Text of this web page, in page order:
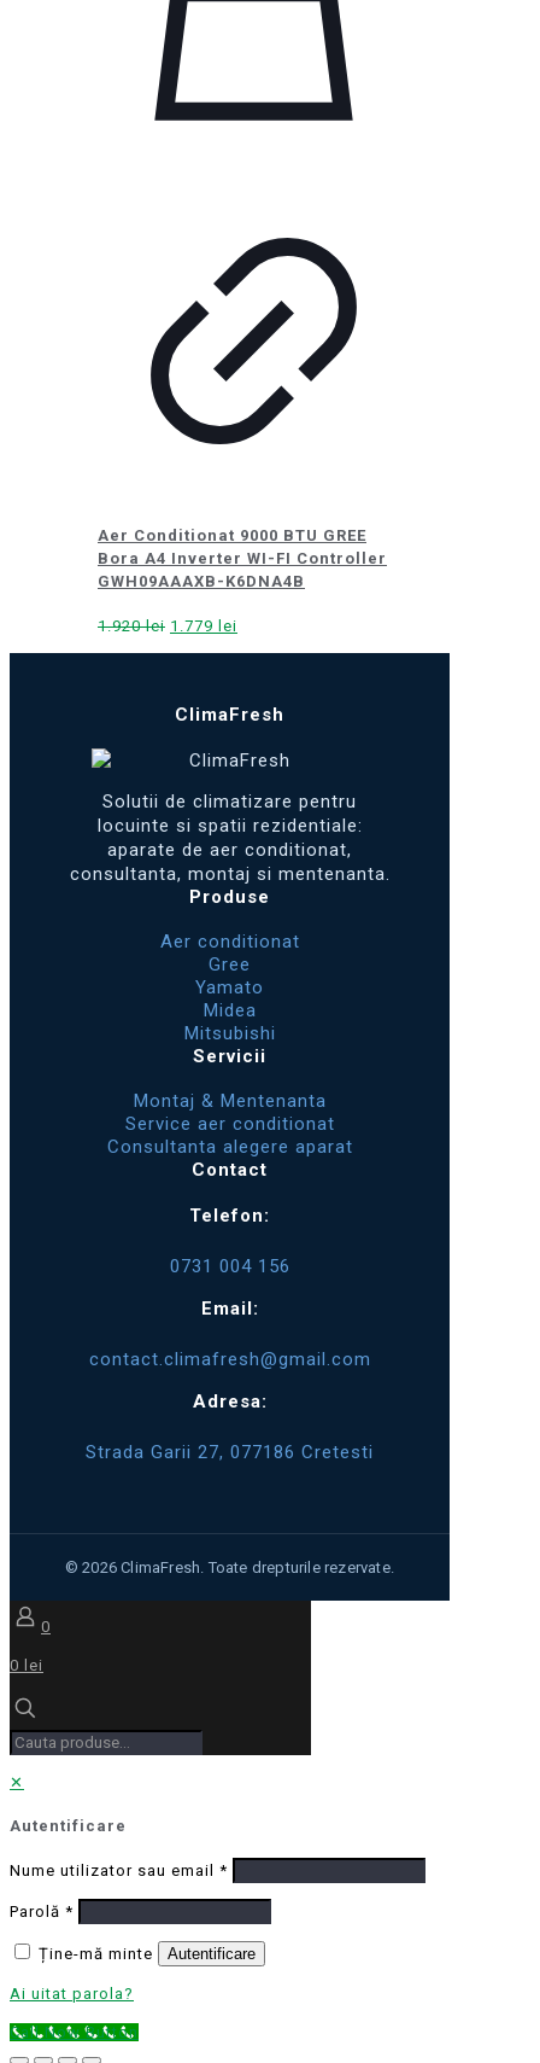
Aer Conditionat 9000 BTU GREE
Bora A4 Inverter WI-FI Controller
GWH09AAAXB-K6DNA4B
1.920lei Prețul
1.920 lei.
1.779 lei
ClimaFresh
Solutii de climatizare pentru
locuinte si spatii rezidentiale:
aparate de aer conditionat,
consultanta, montaj si mentenanta.
Produse
Aer conditionat
Gree
Yamato
Midea
Mitsubishi
Servicii
Montaj & Mentenanta
Service aer conditionat
Consultanta alegere aparat
Contact
Telefon:
0731 004 156
Email:
contact.climafresh@gmail.com
Adresa:
Strada Garii 27, 077186 Cretesti
0
0 lei
✕
Autentificare
Nume utilizator sau email *
Parolă *
Ține-mă minte Autentificare
Ai uitat parola?
Call Now Button